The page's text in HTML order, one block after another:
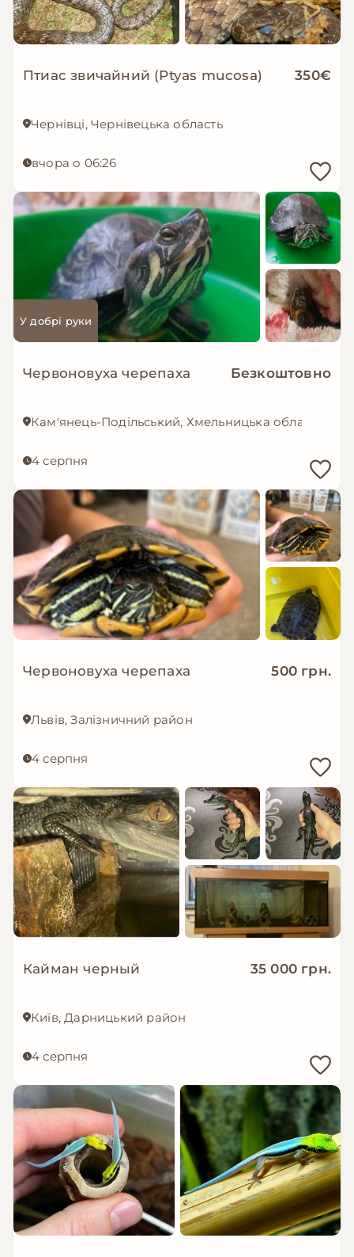
Птиас звичайний (Ptyas mucosa) 350€
Чернівці, Чернівецька область
вчора о 06:26
У добрі руки
Червоновуха черепаха Безкоштовно
Кам'янець-Подільський, Хмельницька область
4 серпня
Червоновуха черепаха 500 грн.
Львів, Залізничний район
4 серпня
Кайман черный 35 000 грн.
Київ, Дарницький район
4 серпня